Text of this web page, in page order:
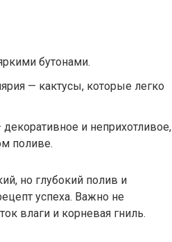
бутонами.
— кактусы, которые легко
и неприхотливое,
поливе.
но глубокий полив и
успеха. Важно не
влаги и корневая гниль.